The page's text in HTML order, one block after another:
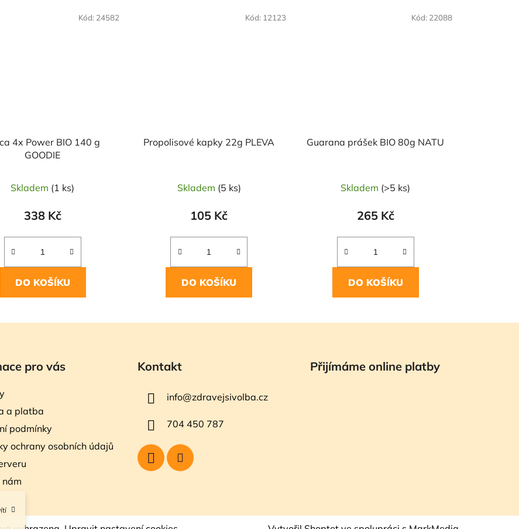
4x Power BIO 140 g
GOODIE
Skladem (1 ks)
338 Kč
DO KOŠÍKU
Kód: 24582
Propolisové kapky 22g PLEVA
Skladem (5 ks)
105 Kč
DO KOŠÍKU
Kód: 12123
Guarana prášek BIO 80g NATU
Skladem (>5 ks)
265 Kč
DO KOŠÍKU
Kód: 22088
pro vás
a platba
podmínky
ochrany osobních údajů
Kontakt
info@zdravejsivolba.cz
704 450 787
Přijímáme online platby